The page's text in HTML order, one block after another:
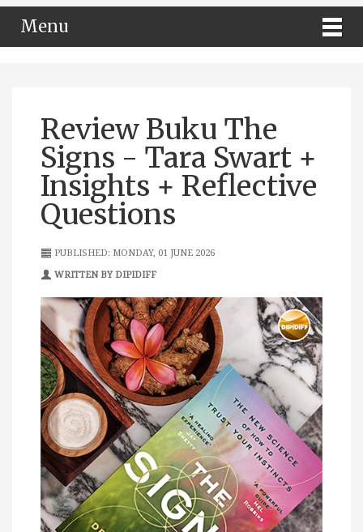
Menu
Review Buku The
Signs - Tara Swart +
Insights + Reflective
Questions
PUBLISHED: MONDAY, 01 JUNE 2026
WRITTEN BY DIPIDIFF